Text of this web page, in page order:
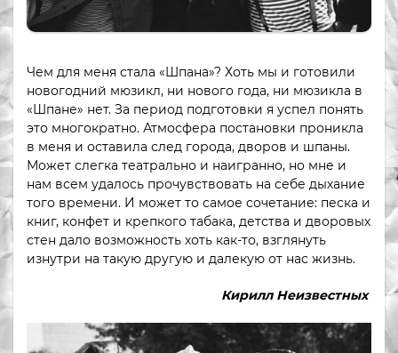
Чем для меня стала «Шпана»? Хоть мы и готовили
новогодний мюзикл, ни нового года, ни мюзикла в
«Шпане» нет. За период подготовки я успел понять
это многократно. Атмосфера постановки проникла
в меня и оставила след города, дворов и шпаны.
Может слегка театрально и наигранно, но мне и
нам всем удалось прочувствовать на себе дыхание
того времени. И может то самое сочетание: песка и
книг, конфет и крепкого табака, детства и дворовых
стен дало возможность хоть как-то, взглянуть
изнутри на такую другую и далекую от нас жизнь.
Кирилл Неизвестных